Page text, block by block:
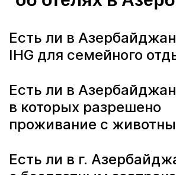
Есть ли в
IHG для семейного
Есть ли в
в которых разрешено
проживание с
Есть ли в г.